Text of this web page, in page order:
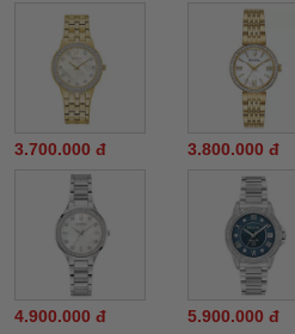
3.700.000 đ 3.800.000 đ
4.900.000 đ 5.900.000 đ